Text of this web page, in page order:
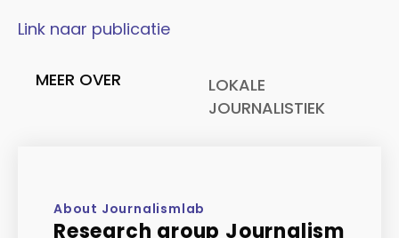
Link naar publicatie
MEER OVER
LOKALE
JOURNALISTIEK
About Journalismlab
Research group Journalism